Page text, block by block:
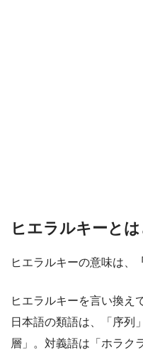
ヒエラルキーと
ヒエラルキーの意味は、
ヒエラルキーを言い換え
日本語の類語は、「序列
層」。対義語は「ホラク